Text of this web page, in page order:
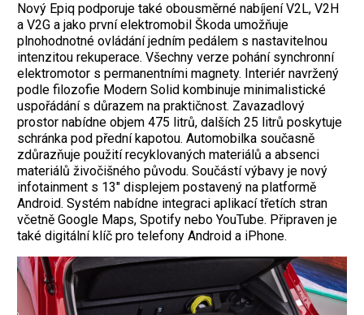
Nový Epiq podporuje také obousměrné nabíjení V2L, V2H
a V2G a jako první elektromobil Škoda umožňuje
plnohodnotné ovládání jedním pedálem s nastavitelnou
intenzitou rekuperace. Všechny verze pohání synchronní
elektromotor s permanentními magnety. Interiér navržený
podle filozofie Modern Solid kombinuje minimalistické
uspořádání s důrazem na praktičnost. Zavazadlový
prostor nabídne objem 475 litrů, dalších 25 litrů poskytuje
schránka pod přední kapotou. Automobilka současně
zdůrazňuje použití recyklovaných materiálů a absenci
materiálů živočišného původu. Součástí výbavy je nový
infotainment s 13" displejem postavený na platformě
Android. Systém nabídne integraci aplikací třetích stran
včetně Google Maps, Spotify nebo YouTube. Připraven je
také digitální klíč pro telefony Android a iPhone.